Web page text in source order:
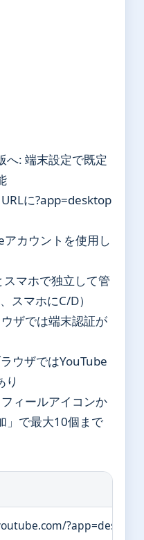
へ: 端末設定で既定
に?app=desktop
カウントを使用し
マホで独立して管
スマホにC/D）
ザでは端末認証が
ウザではYouTube
り
ィールアイコンか
」で最大10個まで